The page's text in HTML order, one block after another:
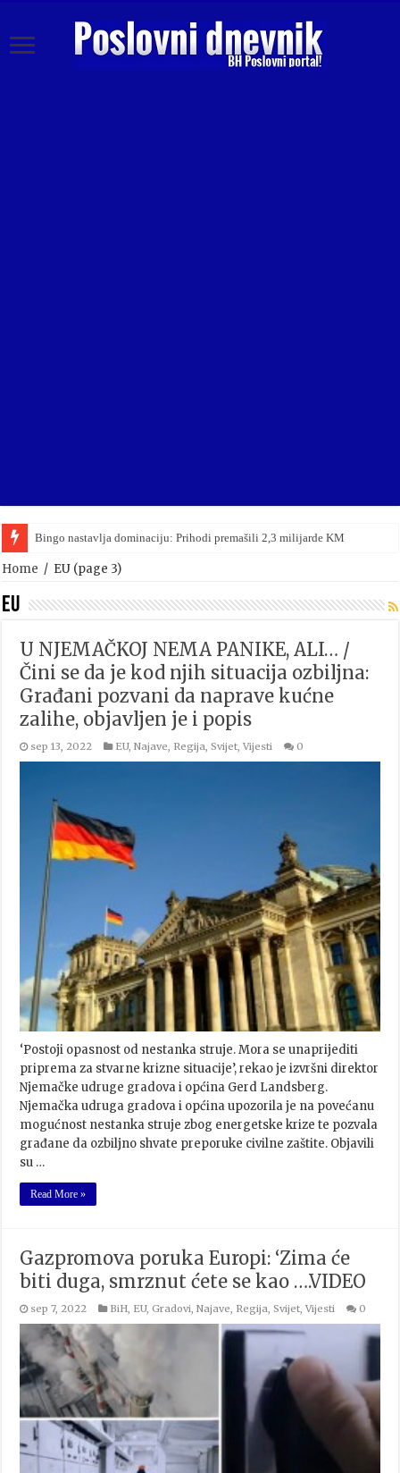
Viktor Orban upravo priznao poraz na parlamentarnim izborima u
Home / EU (page 3)
EU
U NJEMAČKOJ NEMA PANIKE, ALI… /
Čini se da je kod njih situacija ozbiljna:
Građani pozvani da naprave kućne
zalihe, objavljen je i popis
sep 13, 2022 EU,Najave, Regija,Svijet,Vijesti 0
‘Postoji opasnost od nestanka struje. Mora se unaprijediti
priprema za stvarne krizne situacije’, rekao je izvršni direktor
Njemačke udruge gradova i općina Gerd Landsberg.
Njemačka udruga gradova i općina upozorila je na povećanu
mogućnost nestanka struje zbog energetske krize te pozvala
građane da ozbiljno shvate preporuke civilne zaštite. Objavili
su …
Read More »
Gazpromova poruka Europi: ‘Zima će
biti duga, smrznut ćete se kao ….VIDEO
sep 7, 2022 BiH, EU, Gradovi,Najave, Regija,Svijet,Vijesti 0